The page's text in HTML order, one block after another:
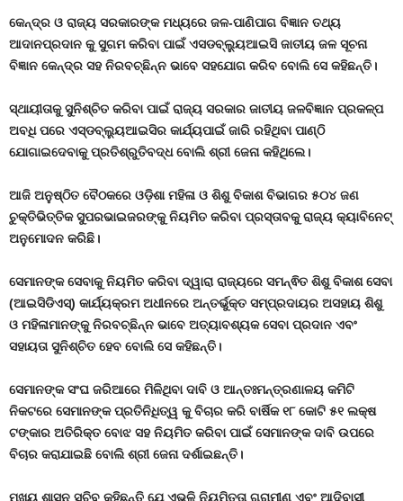
କେନ୍ଦ୍ର ଓ ରାଜ୍ୟ ସରକାରଙ୍କ ମଧ୍ୟରେ ଜଳ-ପାଣିପାଗ ବିଜ୍ଞାନ ତଥ୍ୟ
ଆଦାନପ୍ରଦାନ କୁ ସୁଗମ କରିବା ପାଇଁ ଏସଡବ୍ଲ୍ୟୁଆଇସି ଜାତୀୟ ଜଳ ସୂଚନା
ବିଜ୍ଞାନ କେନ୍ଦ୍ର ସହ ନିରବଚ୍ଛିନ୍ନ ଭାବେ ସହଯୋଗ କରିବ ବୋଲି ସେ କହିଛନ୍ତି।
ସ୍ଥାୟୀତାକୁ ସୁନିଶ୍ଚିତ କରିବା ପାଇଁ ରାଜ୍ୟ ସରକାର ଜାତୀୟ ଜଳବିଜ୍ଞାନ ପ୍ରକଳ୍ପ
ଅବଧି ପରେ ଏସ୍ଡବ୍ଲ୍ୟୁଆଇସିର କାର୍ଯ୍ୟପାଇଁ ଜାରି ରହିଥିବା ପାଣ୍ଠି
ଯୋଗାଇଦେବାକୁ ପ୍ରତିଶ୍ରୁତିବଦ୍ଧ ବୋଲି ଶ୍ରୀ ଜେନା କହିଥିଲେ।
ଆଜି ଅନୁଷ୍ଠିତ ବୈଠକରେ ଓଡ଼ିଶା ମହିଳା ଓ ଶିଶୁ ବିକାଶ ବିଭାଗର ୫୦୪ ଜଣ
ଚୁକ୍ତିଭିତ୍ତିକ ସୁପରଭାଇଜରଙ୍କୁ ନିୟମିତ କରିବା ପ୍ରସ୍ତାବକୁ ରାଜ୍ୟ କ୍ୟାବିନେଟ୍
ଅନୁମୋଦନ କରିଛି।
ସେମାନଙ୍କ ସେବାକୁ ନିୟମିତ କରିବା ଦ୍ୱାରା ରାଜ୍ୟରେ ସମନ୍ଵିତ ଶିଶୁ ବିକାଶ ସେବା
(ଆଇସିଡିଏସ୍) କାର୍ଯ୍ୟକ୍ରମ ଅଧୀନରେ ଅନ୍ତର୍ଭୁକ୍ତ ସମ୍ପ୍ରଦାୟର ଅସହାୟ ଶିଶୁ
ଓ ମହିଳାମାନଙ୍କୁ ନିରବଚ୍ଛିନ୍ନ ଭାବେ ଅତ୍ୟାବଶ୍ୟକ ସେବା ପ୍ରଦାନ ଏବଂ
ସହାୟତା ସୁନିଶ୍ଚିତ ହେବ ବୋଲି ସେ କହିଛନ୍ତି।
ସେମାନଙ୍କ ସଂଘ ଜରିଆରେ ମିଳିଥିବା ଦାବି ଓ ଆନ୍ତଃମନ୍ତ୍ରଣାଳୟ କମିଟି
ନିକଟରେ ସେମାନଙ୍କ ପ୍ରତିନିଧିତ୍ୱ କୁ ବିଚାର କରି ବାର୍ଷିକ ୧୮ କୋଟି ୫୧ ଲକ୍ଷ
ଟଙ୍କାର ଅତିରିକ୍ତ ବୋଝ ସହ ନିୟମିତ କରିବା ପାଇଁ ସେମାନଙ୍କ ଦାବି ଉପରେ
ବିଚାର କରାଯାଇଛି ବୋଲି ଶ୍ରୀ ଜେନା ଦର୍ଶାଇଛନ୍ତି।
ମୁଖ୍ୟ ଶାସନ ସଚିବ କହିଛନ୍ତି ଯେ ଏଭଳି ନିୟମିତତା ଗ୍ରାମୀଣ ଏବଂ ଆଦିବାସୀ